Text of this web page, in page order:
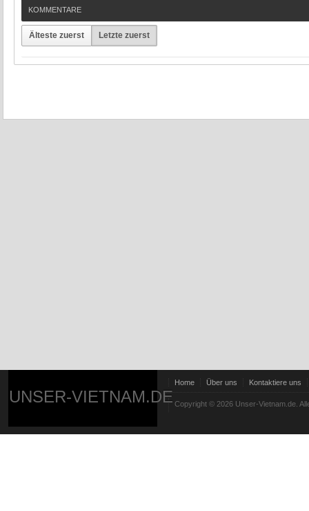
KOMMENTARE
Älteste zuerst Letzte zuerst
UNSER-VIETNAM.DE
Home Über uns Kontaktiere uns
Copyright © 2026 Unser-Vietnam.de.